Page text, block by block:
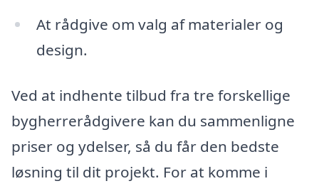
At rådgive om valg af materialer og
design.
Ved at indhente tilbud fra tre forskellige
bygherrerådgivere kan du sammenligne
priser og ydelser, så du får den bedste
løsning til dit projekt. For at komme i